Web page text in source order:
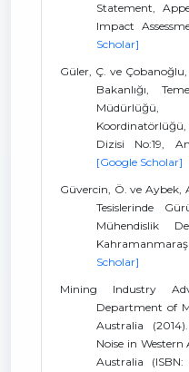
Statement,
Impact
Scholar]
Güler, Ç. ve
Bakanlığı,
Müdürlüğü,
Koordinatörlüğü,
Dizisi No:19,
[Google Scholar]
Güvercin, Ö. ve Aybek,
Tesislerinde
Mühendislik
Scholar]
Mining Industry
Department of
Australia
Noise in
Australia (ISBN: